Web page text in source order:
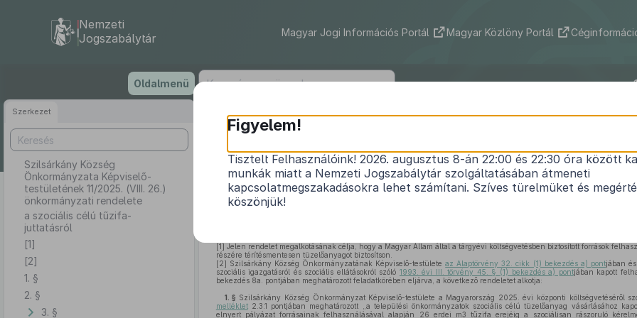
tartalomra
Nemzeti
Jogszabálytár
Magyar Jogi Információs Portál Magyar Közlöny Portál
Oldalmenü
Szerkezet
Szilsárkány Község
Önkormányzata Képviselő-
testületének 11/2025. (VIII. 26.)
önkormányzati rendelete
a szociális célú tűzifa-
juttatásról
[1]
[2]
1. §
2. §
3. §
Szilsárkány Község Önkormányzata Képviselő-
a szociális célú tűzifa-juttatásról
[1] Jelen rendelet megalkotásának célja, hogy a Magyar Állam által a tárgyévi költségvetésben biztosított források
részére térítésmentesen tüzelőanyagot biztosítson.
[2] Szilsárkány Község Önkormányzatának Képviselő-testületeaz Alaptörvény 32. cikk (1) bekezdés a) pontjában és
szociális igazgatásról és szociális ellátásokról szóló 1993. évi III. törvény 45. § (1) bekezdés a) pontjában kapott
bekezdés 8a. pontjában meghatározott feladatkörében eljárva, a következő rendeletet alkotja:
1. § Szilsárkány Község Önkormányzat Képviselő-testülete a Magyarország 2025. évi központi költségvetéséről
melléklet2.3.1 pontjában meghatározott „a települési önkormányzatok szociális célú tüzelőanyag vásárlásához
elnyert pályázat forrásainak felhasználásával alapján 26 erdei m3 tűzifa erejéig a szociálisan rászoruló
Figyelem!
Tisztelt Felhasználóink! 2026. augusztus 8-án 22:00 és 22:30 óra között
munkák miatt a Nemzeti Jogszabálytár szolgáltatásában átmeneti
kapcsolatmegszakadásokra lehet számítani. Szíves türelmüket és
köszönjük!